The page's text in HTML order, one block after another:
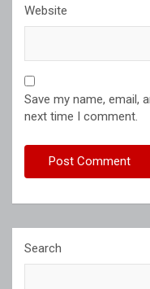
Website
Save my name, email,
next time I comment.
Search